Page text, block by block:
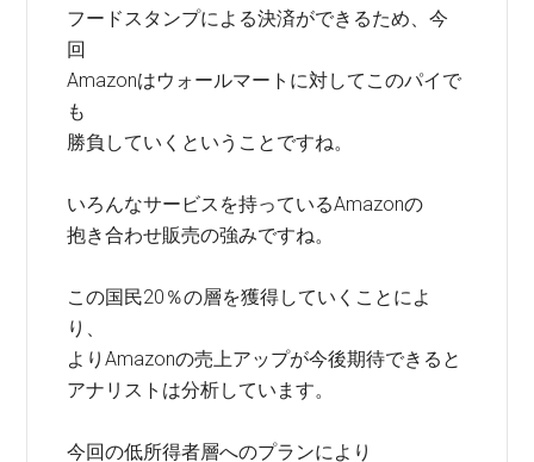
フードスタンプによる決済ができるため、今
回
Amazonはウォールマートに対してこのパイで
も
勝負していくということですね。
いろんなサービスを持っているAmazonの
抱き合わせ販売の強みですね。
この国民20％の層を獲得していくことによ
り、
よりAmazonの売上アップが今後期待できると
アナリストは分析しています。
今回の低所得者層へのプランにより